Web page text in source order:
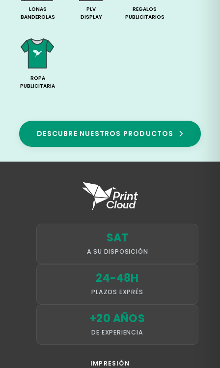
LONAS
BANDEROLAS
PLV
DISPLAY
REGALOS
PUBLICITARIOS
ROPA
PUBLICITARIA
DESCUBRE NUESTROS PRODUCTOS
SAT
A SU DISPOSICIÓN
24-48H
PLAZOS EXPRÉS
+20 AÑOS
DE EXPERIENCIA
IMPRESIÓN